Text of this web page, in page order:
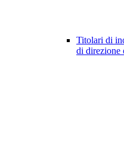
Titolari di
di direzione